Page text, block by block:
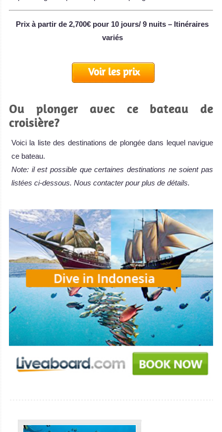
Prix à partir de 2,700€ pour 10 jours/ 9 nuits – Itinéraires
variés
Voir les prix
Ou plonger avec ce bateau de
croisière?
Voici la liste des destinations de plongée dans lequel navigue
ce bateau.
Note: il est possible que certaines destinations ne soient pas
listées ci-dessous. Nous contacter pour plus de détails.